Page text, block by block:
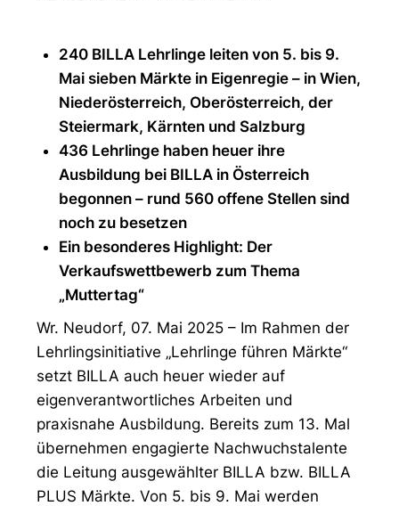
240 BILLA Lehrlinge leiten von 5. bis 9.
Mai sieben Märkte in Eigenregie – in Wien,
Niederösterreich, Oberösterreich, der
Steiermark, Kärnten und Salzburg
436 Lehrlinge haben heuer ihre
Ausbildung bei BILLA in Österreich
begonnen – rund 560 offene Stellen sind
noch zu besetzen
Ein besonderes Highlight: Der
Verkaufswettbewerb zum Thema
„Muttertag“
Wr. Neudorf, 07. Mai 2025 – Im Rahmen der
Lehrlingsinitiative „Lehrlinge führen Märkte“
setzt BILLA auch heuer wieder auf
eigenverantwortliches Arbeiten und
praxisnahe Ausbildung. Bereits zum 13. Mal
übernehmen engagierte Nachwuchstalente
die Leitung ausgewählter BILLA bzw. BILLA
PLUS Märkte. Von 5. bis 9. Mai werden